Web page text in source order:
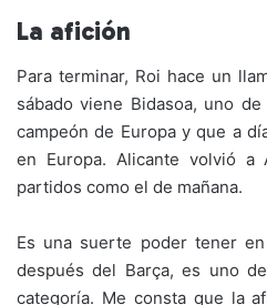
La afición
Para terminar, Roi hace un
sábado viene Bidasoa, uno
campeón de Europa y que a
en Europa. Alicante volvió a
partidos como el de mañana.
Es una suerte poder tener
después del Barça, es uno
categoría. Me consta que la